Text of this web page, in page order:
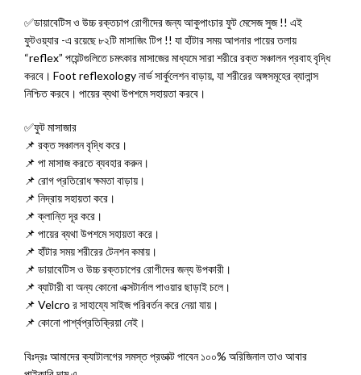
✅ডায়াবেটিস ও উচ্চ রক্তচাপ রোগীদের জন্য আকুপাংচার ফুট মেসেজ সুজ !! এই
ফুটওয়্যার -এ রয়েছে ৮২টি মাসাজিং টিপ !! যা হাঁটার সময় আপনার পায়ের তলায়
“reflex” পয়েন্টগুলিতে চমৎকার মাসাজের মাধ্যমে সারা শরীরে রক্ত সঞ্চালন প্রবাহ বৃদ্ধি
করবে। Foot reflexology নার্ভ সার্কুলেশন বাড়ায়, যা শরীরের অঙ্গসমূহের ব্যালান্স
নিশ্চিত করবে। পায়ের ব্যথা উপশমে সহায়তা করবে।
✅ফুট মাসাজার
📌 রক্ত সঞ্চালন বৃদ্ধি করে।
📌 পা মাসাজ করতে ব্যবহার করুন।
📌 রোগ প্রতিরোধ ক্ষমতা বাড়ায়।
📌 নিদ্রায় সহায়তা করে।
📌 ক্লান্তি দূর করে।
📌 পায়ের ব্যথা উপশমে সহায়তা করে।
📌 হাঁটার সময় শরীরের টেনশন কমায়।
📌 ডায়াবেটিস ও উচ্চ রক্তচাপের রোগীদের জন্য উপকারী।
📌 ব্যাটারী বা অন্য কোনো এক্সটার্নাল পাওয়ার ছাড়াই চলে।
📌 Velcro র সাহায্যে সাইজ পরিবর্তন করে নেয়া যায়।
📌 কোনো পার্শ্বপ্রতিক্রিয়া নেই।
বিঃদ্রঃ আমাদের ক্যাটালগের সমস্ত প্রডাক্ট পাবেন ১০০% অরিজিনাল তাও আবার